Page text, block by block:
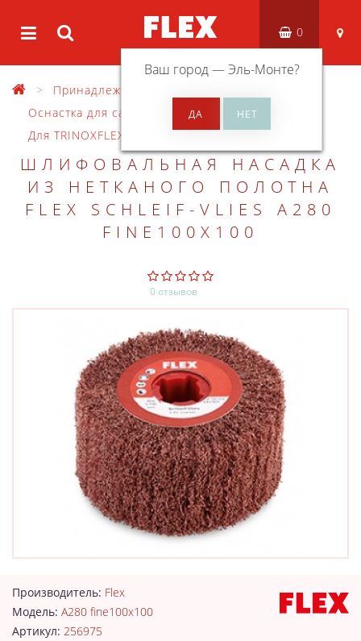
Ваш город —Эль-Монте?
0
Принадлежности
Оснастка для санитировальных машин
Для TRINOXFLEX BSE/BRE/BBE 14-3
ШЛИФОВАЛЬНАЯ НАСАДКА
ИЗ НЕТКАНОГО ПОЛОТНА
FLEX SCHLEIF-VLIES A280
FINE100X100
0 отзывов
Производитель: Flex
Модель: A280 fine100x100
Артикул: 256975